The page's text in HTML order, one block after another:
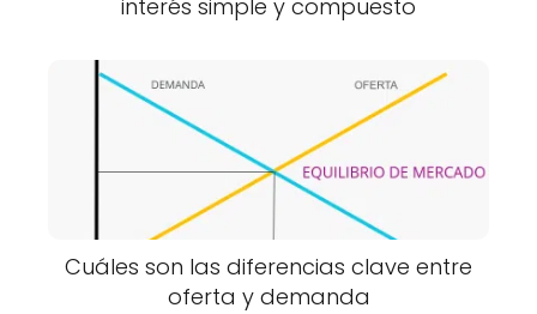
interés simple y compuesto
Cuáles son las diferencias clave entre
oferta y demanda